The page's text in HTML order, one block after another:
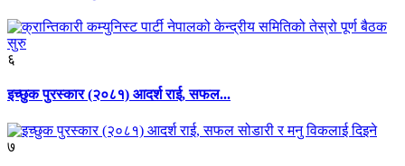
६
इच्छुक पुरस्कार (२०८१) आदर्श राई, सफल...
७